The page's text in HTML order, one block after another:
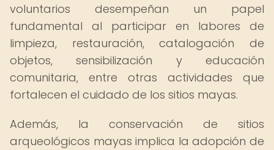
voluntarios desempeñan un papel
fundamental al participar en labores de
limpieza, restauración, catalogación de
objetos, sensibilización y educación
comunitaria, entre otras actividades que
fortalecen el cuidado de los sitios mayas.
Además, la conservación de sitios
arqueológicos mayas implica la adopción de